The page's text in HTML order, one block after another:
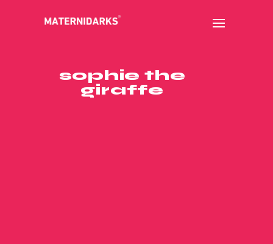
sophie the
giraffe